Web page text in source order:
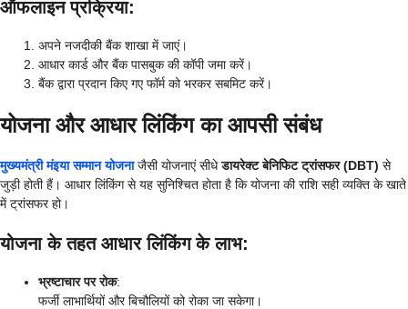
ऑफलाइन प्रक्रिया:
अपने नजदीकी बैंक शाखा में जाएं।
आधार कार्ड और बैंक पासबुक की कॉपी जमा करें।
बैंक द्वारा प्रदान किए गए फॉर्म को भरकर सबमिट करें।
योजना और आधार लिंकिंग का आपसी संबंध
मुख्यमंत्री मंइया सम्मान योजनाजैसी योजनाएं सीधेडायरेक्ट बेनिफिट ट्रांसफर (DBT) से
जुड़ी होती हैं। आधार लिंकिंग से यह सुनिश्चित होता है कि योजना की राशि सही व्यक्ति के खाते
में ट्रांसफर हो।
योजना के तहत आधार लिंकिंग के लाभ:
भ्रष्टाचार पर रोक:
फर्जी लाभार्थियों और बिचौलियों को रोका जा सकेगा।